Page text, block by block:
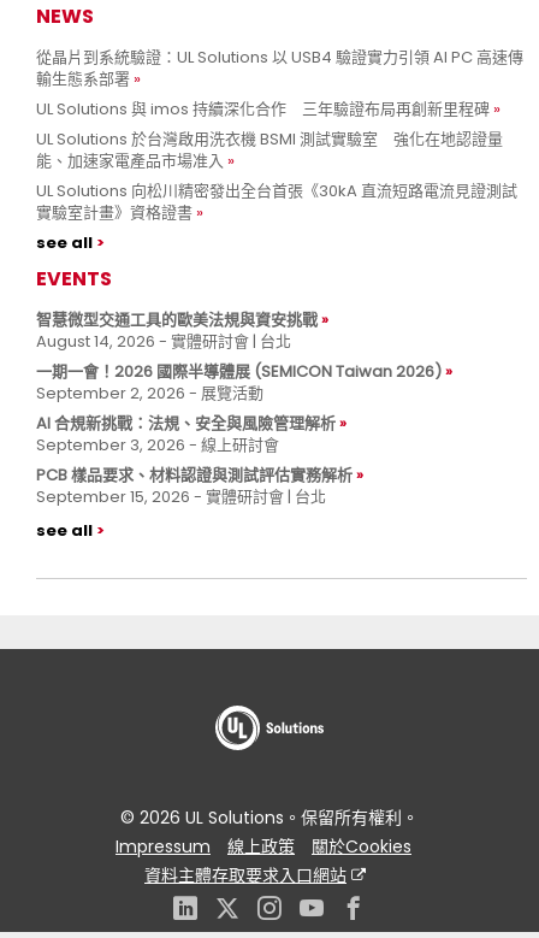
NEWS
從晶片到系統驗證：UL Solutions 以 USB4 驗證實力引領 AI PC 高速傳
輸生態系部署
UL Solutions 與 imos 持續深化合作 三年驗證布局再創新里程碑
UL Solutions 於台灣啟用洗衣機 BSMI 測試實驗室 強化在地認證量
能、加速家電產品市場准入
UL Solutions 向松川精密發出全台首張《30kA 直流短路電流見證測試
實驗室計畫》資格證書
see all
EVENTS
智慧微型交通工具的歐美法規與資安挑戰
August 14, 2026 - 實體研討會 | 台北
一期一會！2026 國際半導體展 (SEMICON Taiwan 2026)
September 2, 2026 - 展覽活動
AI 合規新挑戰：法規、安全與風險管理解析
September 3, 2026 - 線上研討會
PCB 樣品要求、材料認證與測試評估實務解析
September 15, 2026 - 實體研討會 | 台北
see all
© 2026 UL Solutions。保留所有權利。
Impressum
線上政策
關於Cookies
資料主體存取要求入口網站